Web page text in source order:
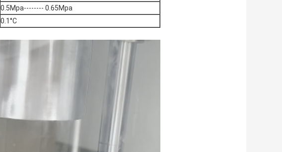
0.5Mpa-------- 0.65Mpa
0.1°C